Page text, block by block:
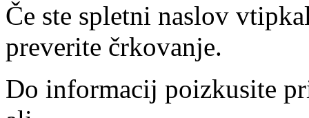
Če ste spletni naslov
preverite črkovanje.
Do informacij poizkusite